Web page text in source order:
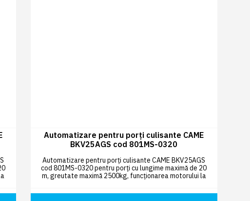
Automatizare pentru porți culisante CAME
BKV25AGS cod 801MS-0320
Automatizare pentru porți culisante CAME BKV25AGS
cod 801MS-0320 pentru porți cu lungime maximă de 20
m, greutate maximă 2500kg, funcționarea motorului la